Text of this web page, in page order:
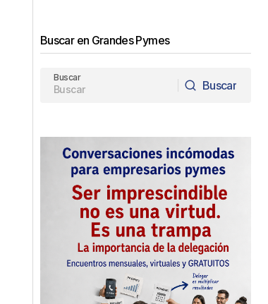
Buscar en Grandes Pymes
Buscar
Buscar